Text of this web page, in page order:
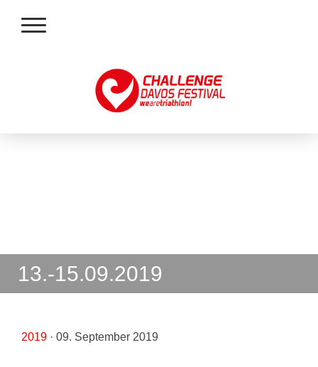
13.-15.09.2019
2019 · 09. September 2019